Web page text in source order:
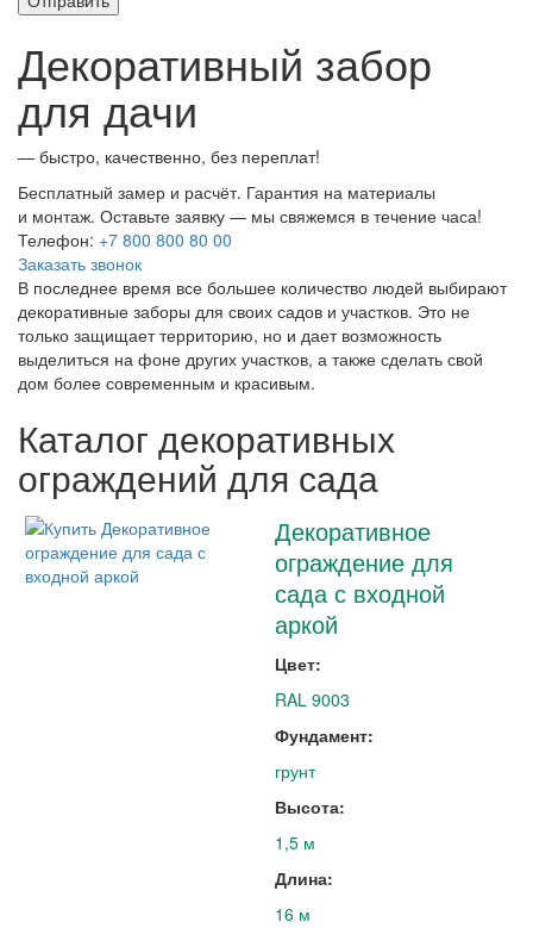
Декоративный забор
для дачи
— быстро, качественно, без переплат!
Бесплатный замер и расчёт. Гарантия на материалы
и монтаж. Оставьте заявку — мы свяжемся в течение часа!
Телефон: +7 800 800 80 00
Заказать звонок
В последнее время все большее количество людей выбирают
декоративные заборы для своих садов и участков. Это не
только защищает территорию, но и дает возможность
выделиться на фоне других участков, а также сделать свой
дом более современным и красивым.
Каталог декоративных
ограждений для сада
Декоративное
ограждение для
сада с входной
аркой
Цвет:
RAL 9003
Фундамент:
грунт
Высота:
1,5 м
Длина:
16 м